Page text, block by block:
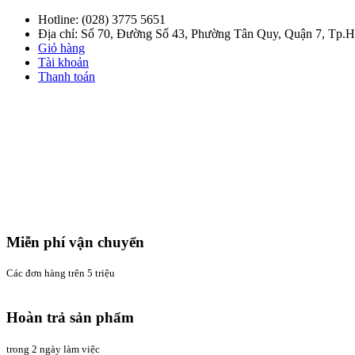
Hotline: (028) 3775 5651
Địa chỉ: Số 70, Đường Số 43, Phường Tân Quy, Quận 7,
Giỏ hàng
Tài khoản
Thanh toán
Miễn phí vận chuyển
Các đơn hàng trên 5 triệu
Hoàn trả sản phẩm
trong 2 ngày làm việc